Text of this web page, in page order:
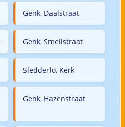
Genk, Daalstraat
Genk, Smeilstraat
Sledderlo, Kerk
Genk, Hazenstraat